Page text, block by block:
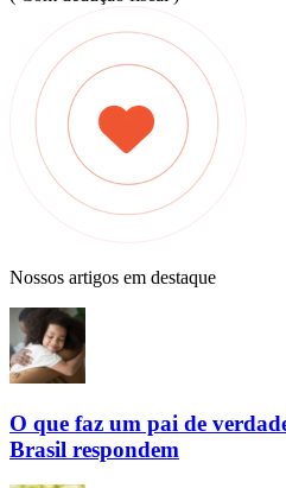
Nossos artigos em destaque
O que faz um pai de
Brasil respondem